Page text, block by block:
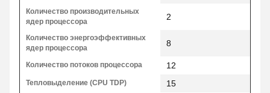
Количество производительных
ядер процессора
2
Количество энергоэффективных
ядер процессора
8
Количество потоков процессора 12
Тепловыделение (CPU TDP) 15